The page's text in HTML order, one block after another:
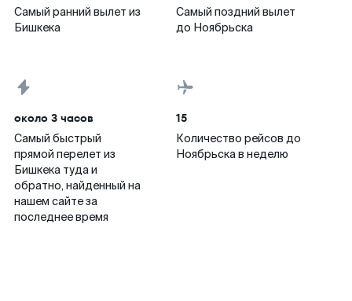
Самый ранний вылет из
Бишкека
Самый поздний вылет
до Ноябрьска
около 3 часов
Самый быстрый
прямой перелет из
Бишкека туда и
обратно, найденный на
нашем сайте за
последнее время
15
Количество рейсов до
Ноябрьска в неделю